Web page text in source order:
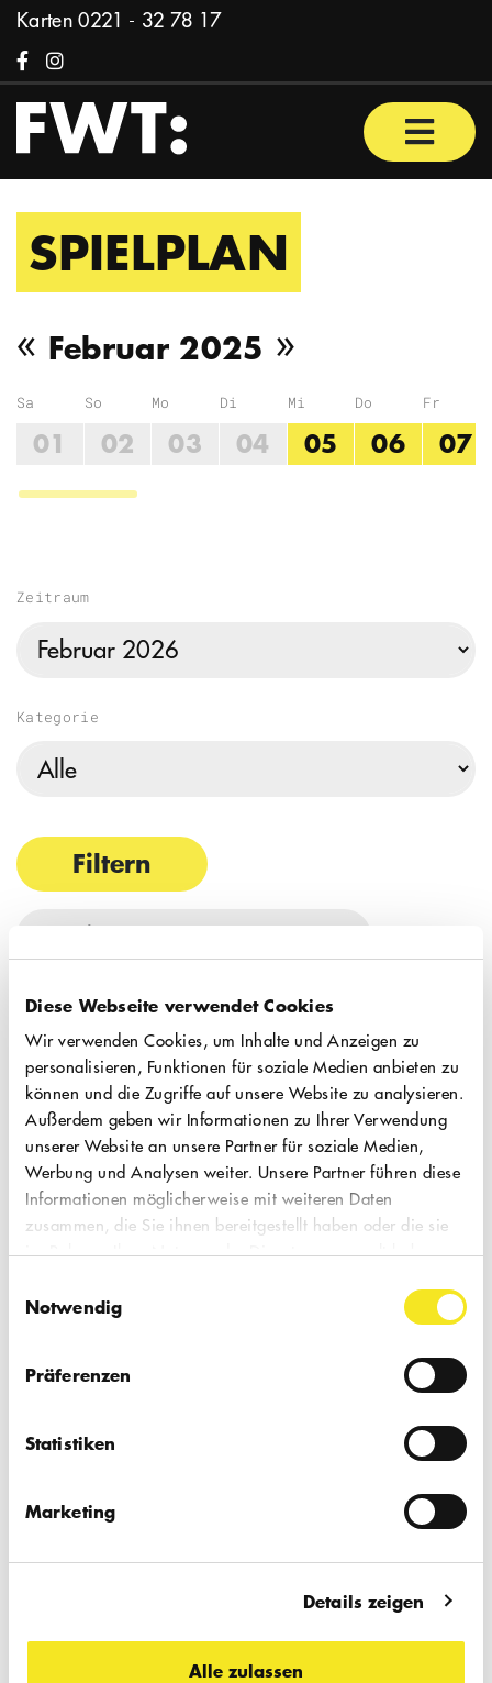
Diese Webseite verwendet Cookies
Wir verwenden Cookies, um Inhalte und Anzeigen zu
personalisieren, Funktionen für soziale Medien anbieten zu
können und die Zugriffe auf unsere Website zu analysieren.
Außerdem geben wir Informationen zu Ihrer Verwendung
unserer Website an unsere Partner für soziale Medien,
Werbung und Analysen weiter. Unsere Partner führen diese
Informationen möglicherweise mit weiteren Daten
zusammen, die Sie ihnen bereitgestellt haben oder die sie
im Rahmen Ihrer Nutzung der Dienste gesammelt haben.
Notwendig
Präferenzen
Statistiken
Marketing
Details zeigen
Alle zulassen
Zum Inhalt springen
Karten0221 - 32 78 17
FacebookInstagram
SPIELPLAN
Vorheriger Monat
« Februar 2025 Nächster
»
Sa
01
So
02
Mo
03
Di
04
Mi
05
Do
06
Fr
07
Zeitraum
Kategorie
Filtern
Filter zurücksetzen
09.02.2025
So, 18:00 Uhr
POSTHUMAN CONDITION
Schauspiel|In „Posthuman Condition“
verarbeitet der 1975 in Hongkong
geborene Theaterautor Pat To Yan -
Realismus - Erfahrungen in einer Diktatur
und beschwört einfühlsam die Macht des
Widerstands.
Mit Hörunterstützung
Mit Hörunterstützung